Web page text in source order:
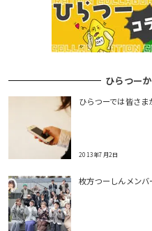
ひらつー
ひらつーでは皆さ
2013年7月2日
枚方つーしんメンバ